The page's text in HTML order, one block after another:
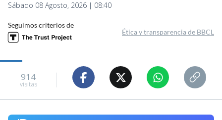
Sábado 08 Agosto, 2026 | 08:40
Seguimos criterios de
Ética y transparencia de BBCL
914
visitas